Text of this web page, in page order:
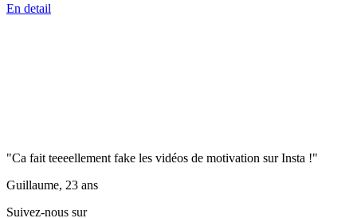
En detail
"Ca fait teeeellement fake les vidéos de motivation sur Insta !"
Guillaume, 23 ans
Suivez-nous sur